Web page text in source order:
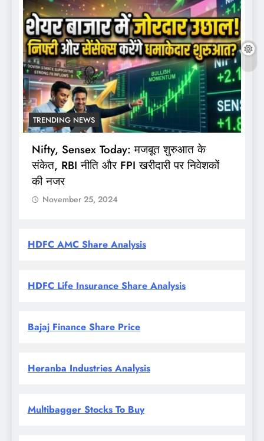
TRENDING NEWS
Nifty, Sensex Today: मजबूत शुरुआत के
संकेत, RBI नीति और FPI खरीदारी पर निवेशकों
की नजर
November 25, 2024
HDFC AMC Share Analysis
HDFC Life Insurance Share Analysis
Bajaj Finance Share Price
Heranba Industries Analysis
Multibagger Stocks To Buy